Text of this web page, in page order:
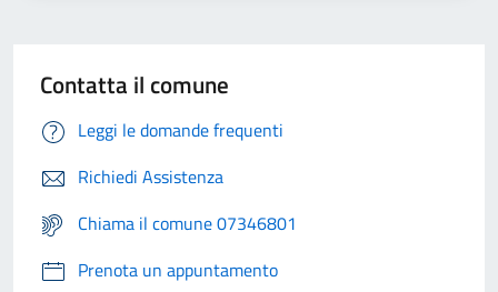
Contatta il comune
Leggi le domande frequenti
Richiedi Assistenza
Chiama il comune 07346801
Prenota un appuntamento